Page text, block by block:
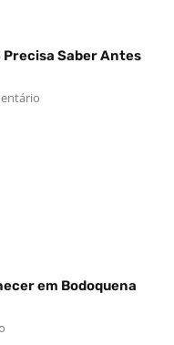
Precisa Saber Antes
em Bodoquena